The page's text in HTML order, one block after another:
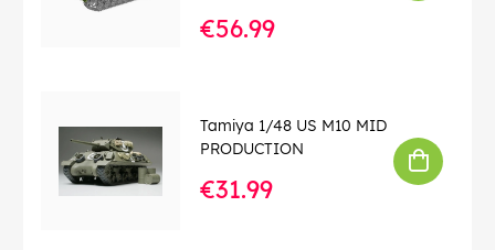
€56.99
Tamiya 1/48 US M10 MID
PRODUCTION
€31.99